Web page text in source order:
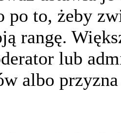
po to, żeby
rangę.
lub
albo